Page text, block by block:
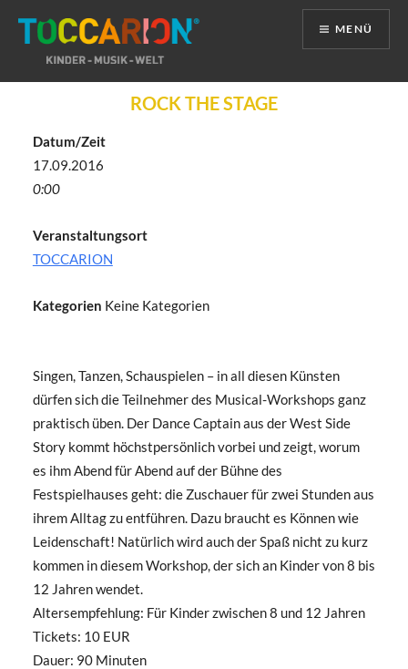
MENÜ
Inhalt
ROCK THE STAGE
Datum/Zeit
17.09.2016
0:00
Veranstaltungsort
TOCCARION
Kategorien Keine Kategorien
Singen, Tanzen, Schauspielen – in all diesen Künsten
dürfen sich die Teilnehmer des Musical-Workshops ganz
praktisch üben. Der Dance Captain aus der West Side
Story kommt höchstpersönlich vorbei und zeigt, worum
es ihm Abend für Abend auf der Bühne des
Festspielhauses geht: die Zuschauer für zwei Stunden aus
ihrem Alltag zu entführen. Dazu braucht es Können wie
Leidenschaft! Natürlich wird auch der Spaß nicht zu kurz
kommen in diesem Workshop, der sich an Kinder von 8 bis
12 Jahren wendet.
Altersempfehlung: Für Kinder zwischen 8 und 12 Jahren
Tickets: 10 EUR
Dauer: 90 Minuten